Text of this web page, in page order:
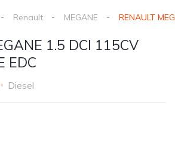
Renault MEGANE RENAULT
1.5 DCI 115CV
EDC
Diesel